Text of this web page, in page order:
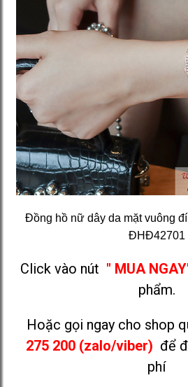
Đồng hồ nữ dây da mặt vuông
ĐHĐ42701
Click vào nút " MUA
phẩm.
Hoặc gọi ngay cho shop
275 200 (zalo/viber) để
phí